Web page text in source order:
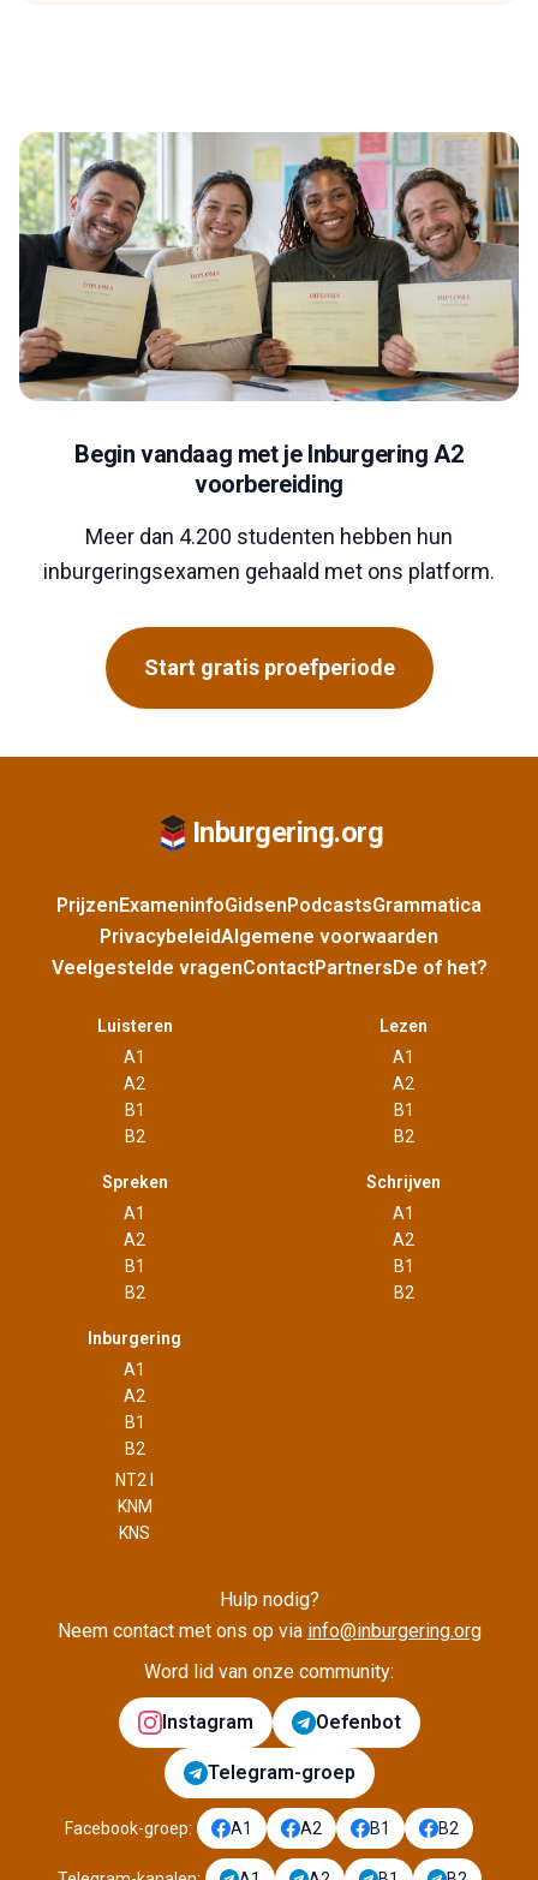
Begin vandaag met je Inburgering A2
voorbereiding
Meer dan 4.200 studenten hebben hun
inburgeringsexamen gehaald met ons platform.
Start gratis proefperiode
Inburgering.org
PrijzenExameninfoGidsenPodcastsGrammatica
PrivacybeleidAlgemene voorwaarden
Veelgestelde vragenContactPartnersDe of het?
Luisteren
A1
A2
B1
B2
Lezen
A1
A2
B1
B2
Spreken
A1
A2
B1
B2
Schrijven
A1
A2
B1
B2
Inburgering
A1
A2
B1
B2
NT2 I
KNM
KNS
Hulp nodig?
Neem contact met ons op via info@inburgering.org
Word lid van onze community:
Instagram Oefenbot
Telegram-groep
Facebook-groep: A1 A2 B1 B2